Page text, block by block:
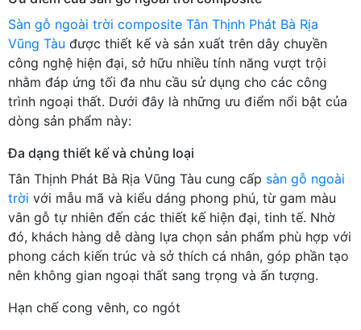
Sàn gỗ ngoài trời composite Tân Thịnh Phát Bà Rịa
Vũng Tàu được thiết kế và sản xuất trên dây chuyền
công nghệ hiện đại, sở hữu nhiều tính năng vượt trội
nhằm đáp ứng tối đa nhu cầu sử dụng cho các công
trình ngoại thất. Dưới đây là những ưu điểm nổi bật của
dòng sản phẩm này:
Đa dạng thiết kế và chủng loại
Tân Thịnh Phát Bà Rịa Vũng Tàu cung cấp sàn gỗ ngoài
trời với mẫu mã và kiểu dáng phong phú, từ gam màu
vân gỗ tự nhiên đến các thiết kế hiện đại, tinh tế. Nhờ
đó, khách hàng dễ dàng lựa chọn sản phẩm phù hợp với
phong cách kiến trúc và sở thích cá nhân, góp phần tạo
nên không gian ngoại thất sang trọng và ấn tượng.
Hạn chế cong vênh, co ngót